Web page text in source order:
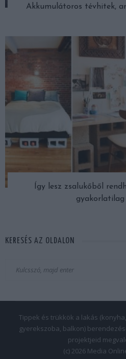
Akkumulátoros tévhitek,
Így lesz zsalukőből
gyakorlatilag
KERESÉS AZ OLDALON
Tippek és trükkök a lakás
gyerekszoba, balkon)
projektjeid
(c) 2026 Media